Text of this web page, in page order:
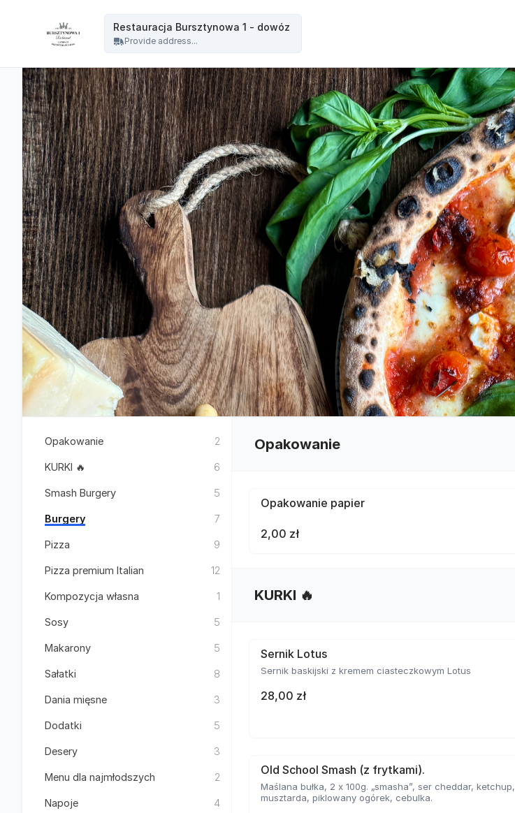
Restauracja Bursztynowa 1 - dowóz
Provide address...
Opakowanie 2
KURKI 🔥 6
Smash Burgery 5
Burgery 7
Pizza 9
Pizza premium Italian 12
Kompozycja własna 1
Sosy 5
Makarony 5
Sałatki 8
Dania mięsne 3
Dodatki 5
Desery 3
Menu dla najmłodszych 2
Napoje 4
Opakowanie
Opakowanie papier
2,00 zł
KURKI 🔥
Sernik Lotus
Sernik baskijski z kremem ciasteczkowym Lotus
28,00 zł
Old School Smash (z frytkami).
Maślana bułka, 2 x 100g. „smasha”, ser cheddar, ketchup,
musztarda, piklowany ogórek, cebulka.